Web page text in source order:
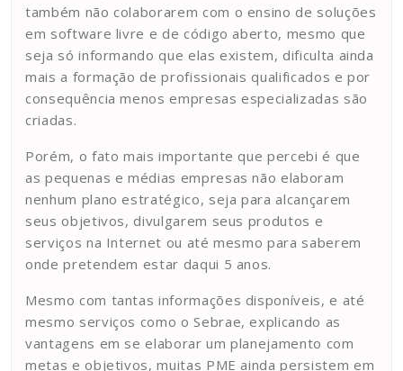
também não colaborarem com o ensino de soluções
em software livre e de código aberto, mesmo que
seja só informando que elas existem, dificulta ainda
mais a formação de profissionais qualificados e por
consequência menos empresas especializadas são
criadas.
Porém, o fato mais importante que percebi é que
as pequenas e médias empresas não elaboram
nenhum plano estratégico, seja para alcançarem
seus objetivos, divulgarem seus produtos e
serviços na Internet ou até mesmo para saberem
onde pretendem estar daqui 5 anos.
Mesmo com tantas informações disponíveis, e até
mesmo serviços como o Sebrae, explicando as
vantagens em se elaborar um planejamento com
metas e objetivos, muitas PME ainda persistem em